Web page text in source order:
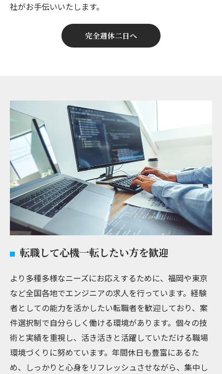
社がお手伝いいたします。
完全週休二日へ
転職して心機一転したい方を歓迎
より多種多様なニーズにお応えするために、福岡や東京
など全国各地でエンジニアの求人を行っています。経験
者としての能力を活かしたい転職者を歓迎しており、案
件選択制で自分らしく働ける環境があります。個々の技
術と実績を重視し、活き活きと活躍していただける職場
環境づくりに努めています。年間休日も豊富にあるた
め、しっかりと心身をリフレッシュさせながら、集中し